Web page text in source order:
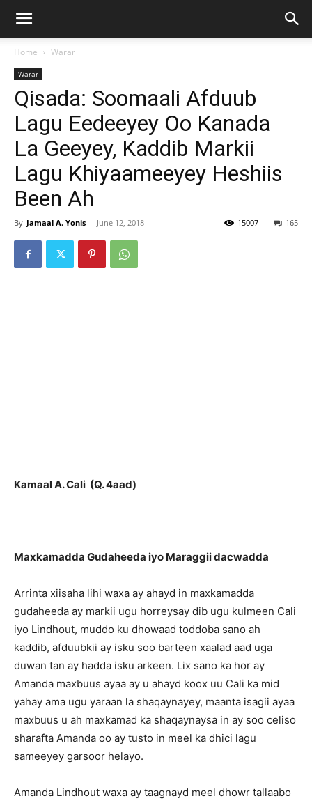
Home Warar
Warar
Qisada: Soomaali Afduub
Lagu Eedeeyey Oo Kanada
La Geeyey, Kaddib Markii
Lagu Khiyaameeyey Heshiis
Been Ah
By Jamaal A. Yonis - June 12, 2018 165
15007
Kamaal A. Cali (Q. 4aad)
Maxkamadda Gudaheeda iyo Maraggii dacwadda
Arrinta xiisaha lihi waxa ay ahayd in maxkamadda
gudaheeda ay markii ugu horreysay dib ugu kulmeen Cali
iyo Lindhout, muddo ku dhowaad toddoba sano ah
kaddib, afduubkii ay isku soo barteen xaalad aad uga
duwan tan ay hadda isku arkeen. Lix sano ka hor ay
Amanda maxbuus ayaa ay u ahayd koox uu Cali ka mid
yahay ama ugu yaraan la shaqaynayey, maanta isagii ayaa
maxbuus u ah maxkamad ka shaqaynaysa in ay soo celiso
sharafta Amanda oo ay tusto in meel ka dhici lagu
sameeyey garsoor helayo.
Amanda Lindhout waxa ay taagnayd meel dhowr tallaabo